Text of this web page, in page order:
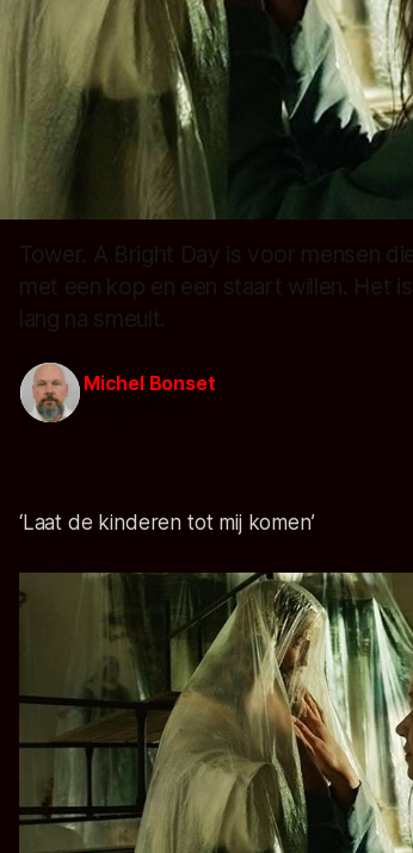
Tower. A Bright Day is voor mensen
met een kop en een staart willen. Het
lang na smeult.
Michel Bonset
‘Laat de kinderen tot mij komen’